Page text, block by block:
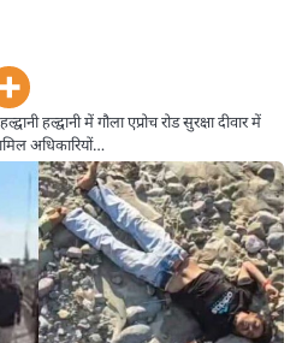
हल्द्वानी में गौला एप्रोच रोड सुरक्षा दीवार में
अधिकारियों…